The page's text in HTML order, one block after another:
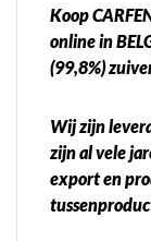
Koop
online in
(99,8%)
Wij zijn
zijn al vele
export en